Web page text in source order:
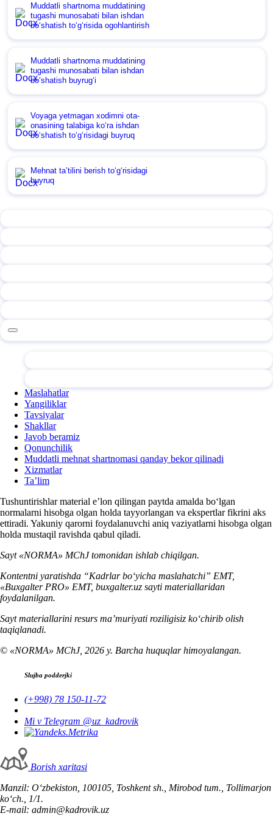
Muddatli shartnoma muddatining
tugashi munosabati bilan ishdan
boʻshatish toʻgʻrisida ogohlantirish
Muddatli shartnoma muddatining
tugashi munosabati bilan ishdan
boʻshatish buyrugʻi
Voyaga yetmagan хodimni ota-
onasining talabiga koʻra ishdan
boʻshatish toʻgʻrisidagi buyruq
Mehnat ta’tilini berish toʻgʻrisidagi
buyruq
Maslahatlar
Yangiliklar
Tavsiyalar
Shakllar
Javob beramiz
Qonunchilik
Muddatli mehnat shartnomasi qanday bekor qilinadi
Xizmatlar
Ta’lim
Tushuntirishlar material e’lon qilingan paytda amalda boʻlgan
normalarni hisobga olgan holda tayyorlangan va ekspertlar fikrini aks
ettiradi. Yakuniy qarorni foydalanuvchi aniq vaziyatlarni hisobga olgan
holda mustaqil ravishda qabul qiladi.
Sayt «NORMA» MChJ tomonidan ishlab chiqilgan.
Kontentni yaratishda “Kadrlar boʻyicha maslahatchi” EMT,
«Buxgalter PRO» EMT, buxgalter.uz sayti materiallaridan
foydalanilgan.
Sayt materiallarini resurs ma’muriyati roziligisiz koʻchirib olish
taqiqlanadi.
© «NORMA» MChJ, 2026 y. Barcha huquqlar himoyalangan.
Slujba podderjki
(+998) 78 150-11-72
Mi v Telegram @uz_kadrovik
Borish хaritasi
Manzil: Oʻzbekiston, 100105, Toshkent sh., Mirobod tum., Tollimarjon
koʻch., 1/1.
E-mail: admin@kadrovik.uz